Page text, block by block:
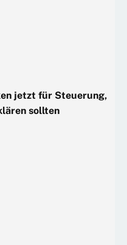
jetzt für Steuerung,
sollten